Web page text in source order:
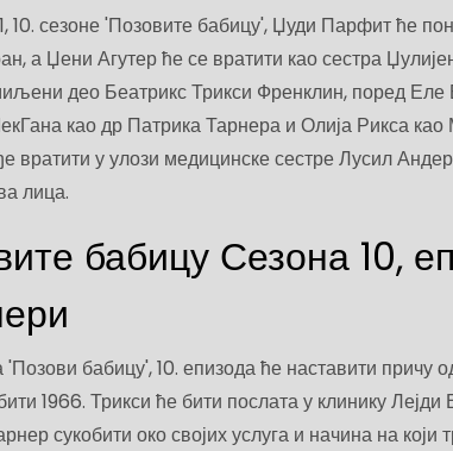
10. сезоне 'Позовите бабицу', Џуди Парфит ће
а Џени Агутер ће се вратити као сестра
део Беатрикс Трикси Френклин, поред Еле
као др Патрика Тарнера и Олија Рикса као
вратити у улози медицинске сестре Лусил
лица.
бабицу Сезона 10,
'Позови бабицу', 10. епизода ће наставити причу
1966. Трикси ће бити послата у клинику
сукобити око својих услуга и начина на који